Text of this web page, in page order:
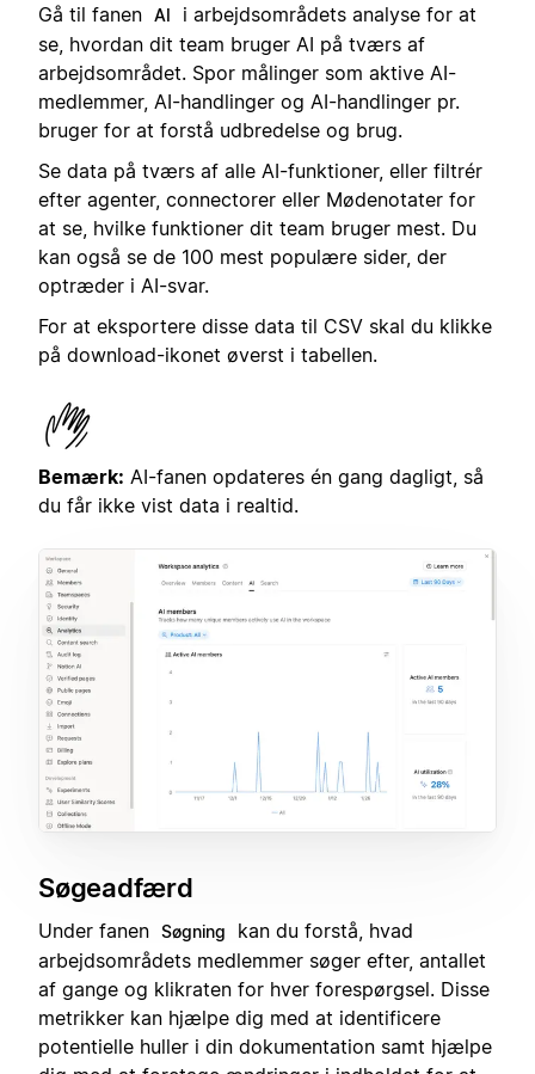
Gå til fanen AI
i arbejdsområdets analyse for at
se, hvordan dit team bruger AI på tværs af
arbejdsområdet. Spor målinger som aktive AI-
medlemmer, AI-handlinger og AI-handlinger pr.
bruger for at forstå udbredelse og brug.
Se data på tværs af alle AI-funktioner, eller filtrér
efter agenter, connectorer eller Mødenotater for
at se, hvilke funktioner dit team bruger mest. Du
kan også se de 100 mest populære sider, der
optræder i AI-svar.
For at eksportere disse data til CSV skal du klikke
på download-ikonet øverst i tabellen.
Bemærk: AI-fanen opdateres én gang dagligt, så
du får ikke vist data i realtid.
Søgeadfærd
Under fanen Søgning
kan du forstå, hvad
arbejdsområdets medlemmer søger efter, antallet
af gange og klikraten for hver forespørgsel. Disse
metrikker kan hjælpe dig med at identificere
potentielle huller i din dokumentation samt hjælpe